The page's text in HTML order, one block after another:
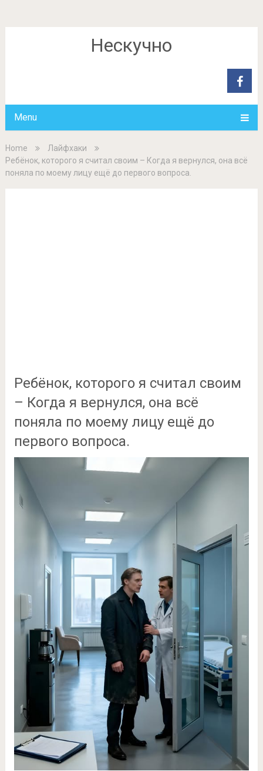
Нескучно
Menu
Home
Лайфхаки
Ребёнок, которого я считал своим – Когда я вернулся, она всё
поняла по моему лицу ещё до первого вопроса.
Ребёнок, которого я считал своим
– Когда я вернулся, она всё
поняла по моему лицу ещё до
первого вопроса.